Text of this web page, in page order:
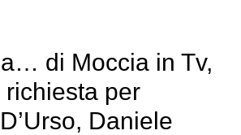
di Moccia in Tv,
richiesta per
Daniele